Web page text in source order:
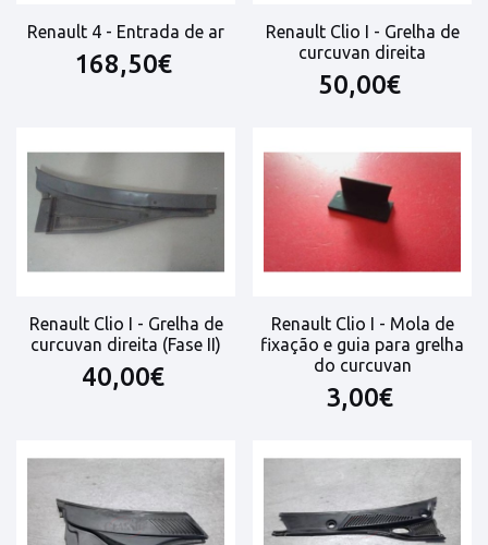
Renault 4 - Entrada de ar
168,50€
Renault Clio I - Grelha de
curcuvan direita
50,00€
Renault Clio I - Grelha de
curcuvan direita (Fase II)
40,00€
Renault Clio I - Mola de
fixação e guia para grelha
do curcuvan
3,00€